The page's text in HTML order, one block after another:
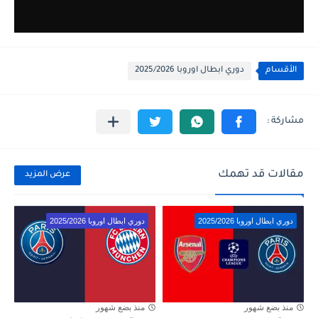
الأقسام دوري ابطال اوروبا 2025/2026
مقالات قد تهمك عرض المزيد
دوري ابطال اوروبا 2025/2026
منذ بضع شهور
دوري ابطال اوروبا 2025/2026
منذ بضع شهور